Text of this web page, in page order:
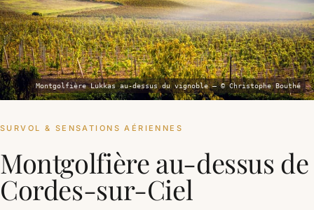
SURVOL & SENSATIONS AÉRIENNES
Montgolfière au-dessus de
Cordes-sur-Ciel
Montgolfière Lukkas au-dessus du vignoble — © Christophe Bouthé